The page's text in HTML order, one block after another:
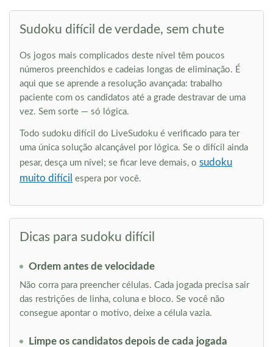
Sudoku difícil de verdade, sem chute
Os jogos mais complicados deste nível têm poucos
números preenchidos e cadeias longas de eliminação. É
aqui que se aprende a resolução avançada: trabalho
paciente com os candidatos até a grade destravar de uma
vez. Sem sorte — só lógica.
Todo sudoku difícil do LiveSudoku é verificado para ter
uma única solução alcançável por lógica. Se o difícil ainda
pesar, desça um nível; se ficar leve demais, o sudoku
muito difícil espera por você.
Dicas para sudoku difícil
Ordem antes de velocidade
Não corra para preencher células. Cada jogada precisa sair
das restrições de linha, coluna e bloco. Se você não
consegue apontar o motivo, deixe a célula vazia.
Limpe os candidatos depois de cada jogada